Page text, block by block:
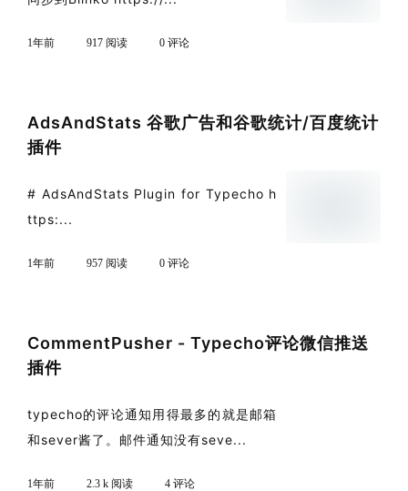
1年前 917 阅读 0 评论
AdsAndStats 谷歌广告和谷歌统计/百度统计
插件
# AdsAndStats Plugin for Typecho h
ttps:...
1年前 957 阅读 0 评论
CommentPusher - Typecho评论微信推送
插件
typecho的评论通知用得最多的就是邮箱
和sever酱了。邮件通知没有seve...
1年前 2.3 k 阅读 4 评论